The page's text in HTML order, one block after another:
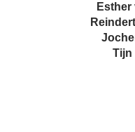
Esther
Tijn